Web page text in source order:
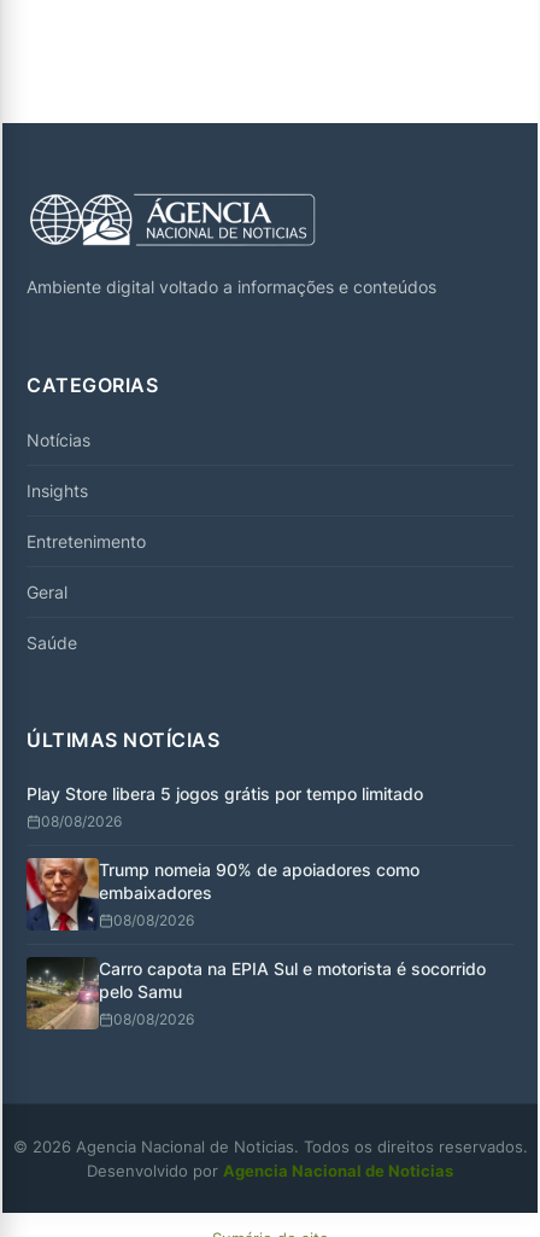
Ambiente digital voltado a informações e conteúdos
CATEGORIAS
Notícias
Insights
Entretenimento
Geral
Saúde
ÚLTIMAS NOTÍCIAS
Play Store libera 5 jogos grátis por tempo limitado
08/08/2026
Trump nomeia 90% de apoiadores como
embaixadores
08/08/2026
Carro capota na EPIA Sul e motorista é socorrido
pelo Samu
08/08/2026
© 2026 Agencia Nacional de Noticias. Todos os direitos reservados.
Desenvolvido por Agencia Nacional de Noticias